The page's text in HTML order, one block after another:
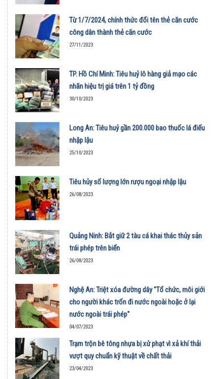
Từ 1/7/2024, chính thức đổi tên thẻ căn cước
công dân thành thẻ căn cước
27/11/2023
TP. Hồ Chí Minh: Tiêu huỷ lô hàng giả mạo các
nhãn hiệu trị giá trên 1 tỷ đồng
30/10/2023
Long An: Tiêu huỷ gần 200.000 bao thuốc lá điếu
nhập lậu
25/10/2023
Tiêu hủy số lượng lớn rượu ngoại nhập lậu
26/08/2023
Quảng Ninh: Bắt giữ 2 tàu cá khai thác thủy sản
trái phép trên biển
26/08/2023
Nghệ An: Triệt xóa đường dây "Tổ chức, môi giới
cho người khác trốn đi nước ngoài hoặc ở lại
nước ngoài trái phép"
04/07/2023
Trạm trộn bê tông nhựa bị xử phạt vì xả khí thải
vượt quy chuẩn kỹ thuật về chất thải
23/04/2023